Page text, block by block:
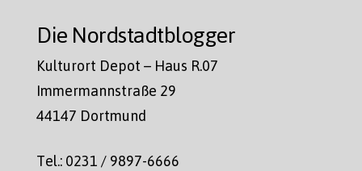
Die Nordstadtblogger
Kulturort Depot – Haus R.07
Immermannstraße 29
44147 Dortmund
Tel.: 0231 / 9897-6666